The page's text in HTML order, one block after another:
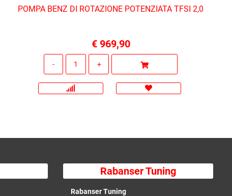
POMPA BENZ DI ROTAZIONE POTENZIATA TFSI 2,0
€ 969,90
Rabanser Tuning
Rabanser Tuning